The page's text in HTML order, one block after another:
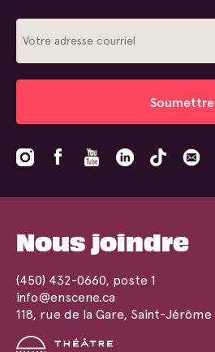
Soumettre
Nous joindre
(450) 432-0660, poste 1
info@enscene.ca
118, rue de la Gare, Saint-Jérôme